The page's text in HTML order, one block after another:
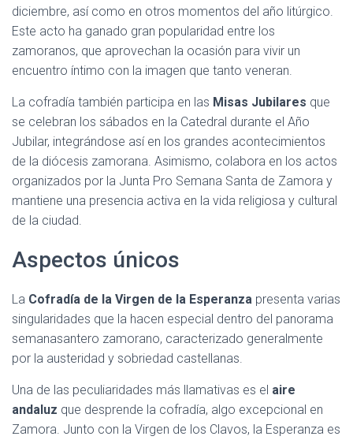
diciembre, así como en otros momentos del año litúrgico.
Este acto ha ganado gran popularidad entre los
zamoranos, que aprovechan la ocasión para vivir un
encuentro íntimo con la imagen que tanto veneran.
La cofradía también participa en las Misas Jubilares que
se celebran los sábados en la Catedral durante el Año
Jubilar, integrándose así en los grandes acontecimientos
de la diócesis zamorana. Asimismo, colabora en los actos
organizados por la Junta Pro Semana Santa de Zamora y
mantiene una presencia activa en la vida religiosa y cultural
de la ciudad.
Aspectos únicos
La Cofradía de la Virgen de la Esperanza presenta varias
singularidades que la hacen especial dentro del panorama
semanasantero zamorano, caracterizado generalmente
por la austeridad y sobriedad castellanas.
Una de las peculiaridades más llamativas es el aire
andaluz que desprende la cofradía, algo excepcional en
Zamora. Junto con la Virgen de los Clavos, la Esperanza es